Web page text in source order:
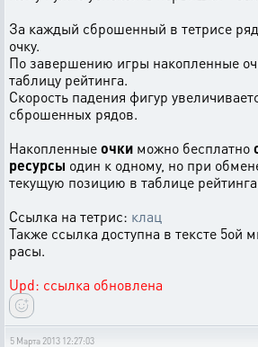
За каждый сброшенный в тетрисе
очку.
По завершению игры накопленные
таблицу рейтинга.
Скорость падения фигур
сброшенных рядов.
Накопленныеочки можно бесплатно
ресурсы один к одному, но при
текущую позицию в таблице
Ссылка на тетрис: клац
Также ссылка доступна в тексте 5ой
расы.
Upd: ссылка обновлена
5 Марта 2013 12:27:03